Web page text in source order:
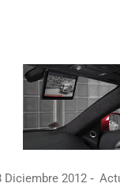
Diciembre 2012